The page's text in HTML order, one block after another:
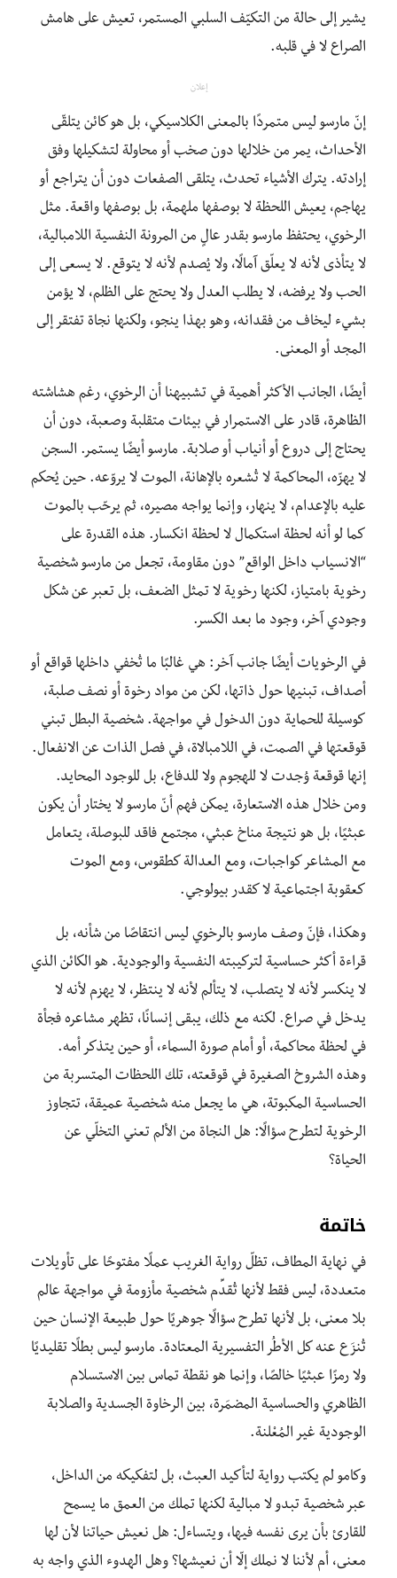
يشير إلى حالة من التكيّف السلبي المستمر، تعيش على هامش
الصراع لا في قلبه.
إعلان
إنّ مارسو ليس متمردًا بالمعنى الكلاسيكي، بل هو كائن يتلقّى
الأحداث، يمر من خلالها دون صخب أو محاولة لتشكيلها وفق
إرادته. يترك الأشياء تحدث، يتلقى الصفعات دون أن يتراجع أو
يهاجم، يعيش اللحظة لا بوصفها ملهمة، بل بوصفها واقعة. مثل
الرخوي، يحتفظ مارسو بقدر عالٍ من المرونة النفسية اللامبالية،
لا يتأذى لأنه لا يعلّق آمالًا، ولا يُصدم لأنه لا يتوقع. لا يسعى إلى
الحب ولا يرفضه، لا يطلب العدل ولا يحتج على الظلم، لا يؤمن
بشيء ليخاف من فقدانه، وهو بهذا ينجو، ولكنها نجاة تفتقر إلى
المجد أو المعنى.
أيضًا، الجانب الأكثر أهمية في تشبيهنا أن الرخوي، رغم هشاشته
الظاهرة، قادر على الاستمرار في بيئات متقلبة وصعبة، دون أن
يحتاج إلى دروع أو أنياب أو صلابة. مارسو أيضًا يستمر. السجن
لا يهزّه، المحاكمة لا تُشعره بالإهانة، الموت لا يروّعه. حين يُحكم
عليه بالإعدام، لا ينهار، وإنما يواجه مصيره، ثم يرحّب بالموت
كما لو أنه لحظة استكمال لا لحظة انكسار. هذه القدرة على
“الانسياب داخل الواقع” دون مقاومة، تجعل من مارسو شخصية
رخوية بامتياز، لكنها رخوية لا تمثل الضعف، بل تعبر عن شكل
وجودي آخر، وجود ما بعد الكسر.
في الرخويات أيضًا جانب آخر: هي غالبًا ما تُخفي داخلها قواقع أو
أصداف، تبنيها حول ذاتها، لكن من مواد رخوة أو نصف صلبة،
كوسيلة للحماية دون الدخول في مواجهة. شخصية البطل تبني
قوقعتها في الصمت، في اللامبالاة، في فصل الذات عن الانفعال.
إنها قوقعة وُجدت لا للهجوم ولا للدفاع، بل للوجود المحايد.
ومن خلال هذه الاستعارة، يمكن فهم أنّ مارسو لا يختار أن يكون
عبثيًا، بل هو نتيجة مناخ عبثي، مجتمع فاقد للبوصلة، يتعامل
مع المشاعر كواجبات، ومع العدالة كطقوس، ومع الموت
كعقوبة اجتماعية لا كقدر بيولوجي.
وهكذا، فإنّ وصف مارسو بالرخوي ليس انتقاصًا من شأنه، بل
قراءة أكثر حساسية لتركيبته النفسية والوجودية. هو الكائن الذي
لا ينكسر لأنه لا يتصلب، لا يتألم لأنه لا ينتظر، لا يهزم لأنه لا
يدخل في صراع. لكنه مع ذلك، يبقى إنسانًا، تظهر مشاعره فجأة
في لحظة محاكمة، أو أمام صورة السماء، أو حين يتذكر أمه.
وهذه الشروخ الصغيرة في قوقعته، تلك اللحظات المتسربة من
الحساسية المكبوتة، هي ما يجعل منه شخصية عميقة، تتجاوز
الرخوية لتطرح سؤالًا: هل النجاة من الألم تعني التخلّي عن
الحياة؟
خاتمة
في نهاية المطاف، تظلّ رواية الغريب عملًا مفتوحًا على تأويلات
متعددة، ليس فقط لأنها تُقدِّم شخصية مأزومة في مواجهة عالم
بلا معنى، بل لأنها تطرح سؤالًا جوهريًا حول طبيعة الإنسان حين
تُنزَع عنه كل الأطُر التفسيرية المعتادة. مارسو ليس بطلًا تقليديًا
ولا رمزًا عبثيًا خالصًا، وإنما هو نقطة تماس بين الاستسلام
الظاهري والحساسية المضمَرة، بين الرخاوة الجسدية والصلابة
الوجودية غير المُعْلنة.
وكامو لم يكتب رواية لتأكيد العبث، بل لتفكيكه من الداخل،
عبر شخصية تبدو لا مبالية لكنها تملك من العمق ما يسمح
للقارئ بأن يرى نفسه فيها، ويتساءل: هل نعيش حياتنا لأن لها
معنى، أم لأننا لا نملك إلّا أن نعيشها؟ وهل الهدوء الذي واجه به